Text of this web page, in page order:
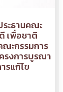
ะธานคณะ
เพื่อชาติ
ะกรรมการ
รงการบูรณา
รแก้ไข